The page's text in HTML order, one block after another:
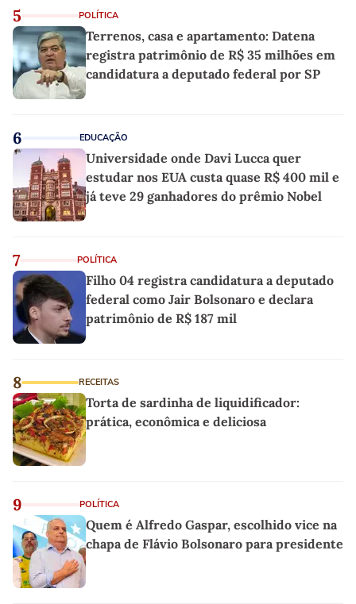
5 POLÍTICA
Terrenos, casa e apartamento: Datena
registra patrimônio de R$ 35 milhões em
candidatura a deputado federal por SP
6 EDUCAÇÃO
Universidade onde Davi Lucca quer
estudar nos EUA custa quase R$ 400 mil e
já teve 29 ganhadores do prêmio Nobel
7 POLÍTICA
Filho 04 registra candidatura a deputado
federal como Jair Bolsonaro e declara
patrimônio de R$ 187 mil
8 RECEITAS
Torta de sardinha de liquidificador:
prática, econômica e deliciosa
9 POLÍTICA
Quem é Alfredo Gaspar, escolhido vice na
chapa de Flávio Bolsonaro para presidente